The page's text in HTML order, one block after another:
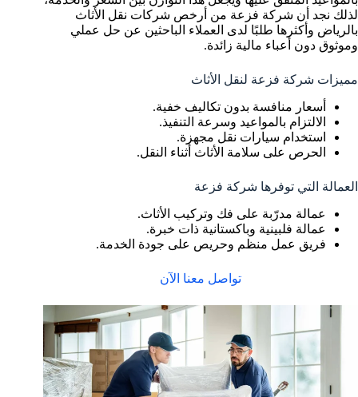
لذلك نجد أن شركة فزعة من أرخص شركات نقل الأثاث
بالرياض وأكثرها طلبًا لدى العملاء الباحثين عن حل عملي
وموثوق دون أعباء مالية زائدة.
مميزات شركة فزعة لنقل الأثاث
أسعار منافسة بدون تكاليف خفية.
الالتزام بالمواعيد وسرعة التنفيذ.
استخدام سيارات نقل مجهزة.
الحرص على سلامة الأثاث أثناء النقل.
العمالة التي توفرها شركة فزعة
عمالة مدرّبة على فك وتركيب الأثاث.
عمالة فلبينية وباكستانية ذات خبرة.
فريق عمل منظم وحريص على جودة الخدمة.
تواصل معنا الآن